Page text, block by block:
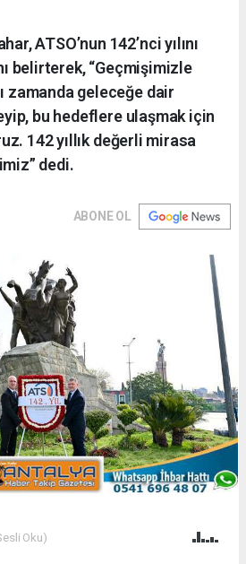
ATSO’nun 142’nci yılını
belirterek, “Geçmişimizle
zamanda geleceğe dair
bu hedeflere ulaşmak için
142 yıllık değerli mirasa
dedi.
ABONE OL
Oku)